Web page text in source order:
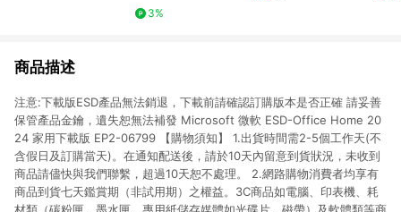
3%
商品描述
注意:下載版ESD產品無法銷退，下載前請確認訂購版本是否正確 請妥善
保管產品金鑰，遺失恕無法補發 Microsoft 微軟 ESD-Office Home 20
24 家用下載版 EP2-06799 【購物須知】 1.出貨時間需2-5個工作天(不
含假日及訂購當天)。在通知配送後，請於10天內留意到貨狀況，未收到
商品請儘快與我們聯繫，超過10天恕不處理。 2.網路購物消費者均享有
商品到貨七天鑑賞期（非試用期）之權益。3C商品如電腦、印表機、耗